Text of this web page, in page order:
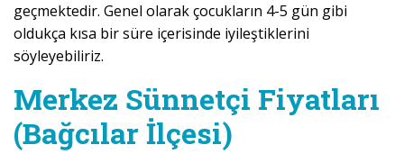
geçmektedir. Genel olarak çocukların 4-5 gün gibi
oldukça kısa bir süre içerisinde iyileştiklerini
söyleyebiliriz.
Merkez Sünnetçi Fiyatları
(Bağcılar İlçesi)